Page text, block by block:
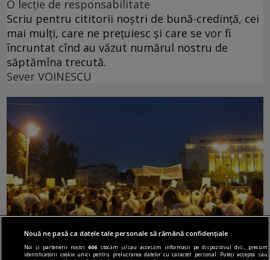
O lecție de responsabilitate
Scriu pentru cititorii noștri de bună-credință, cei
mai mulți, care ne prețuiesc și care se vor fi
încruntat cînd au văzut numărul nostru de
săptămîna trecută.
Sever VOINESCU
Nouă ne pasă ca datele tale personale să rămână confidențiale
Noi și partenerii noștri606 stocăm și/sau accesăm informații pe dispozitivul dvs., precum
identificatorii cookie unici pentru prelucrarea datelor cu caracter personal. Puteți accepta sau